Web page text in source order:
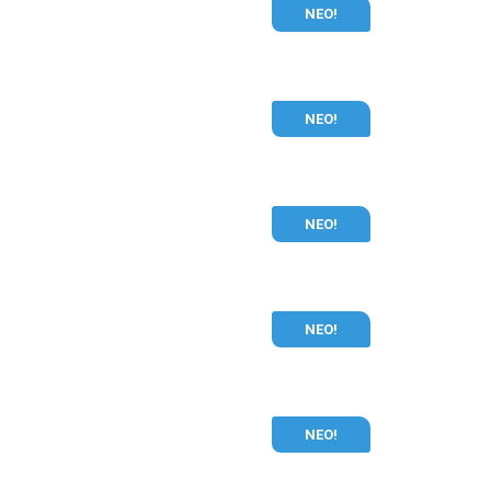
ΝΕΟ!
ΝΕΟ!
ΝΕΟ!
ΝΕΟ!
ΝΕΟ!